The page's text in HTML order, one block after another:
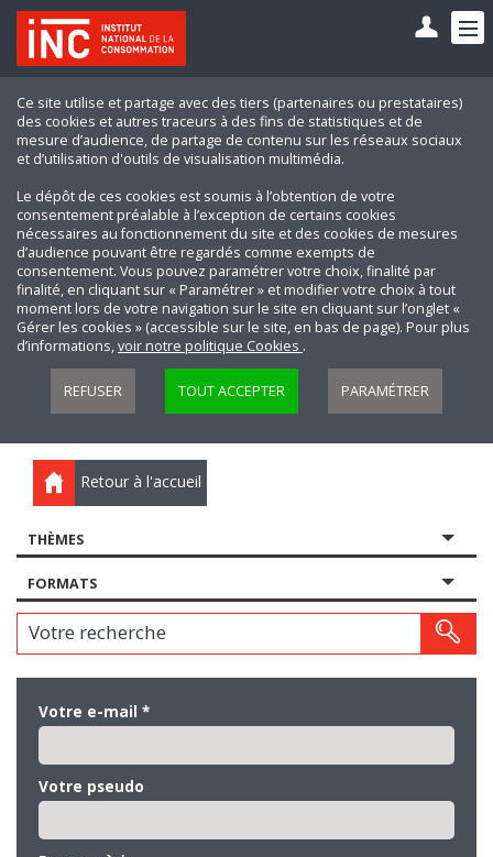
Ce site utilise et partage avec des tiers (partenaires ou prestataires)
des cookies et autres traceurs à des fins de statistiques et de
mesure d’audience, de partage de contenu sur les réseaux sociaux
et d’utilisation d'outils de visualisation multimédia.
Le dépôt de ces cookies est soumis à l’obtention de votre
consentement préalable à l’exception de certains cookies
nécessaires au fonctionnement du site et des cookies de mesures
d’audience pouvant être regardés comme exempts de
consentement. Vous pouvez paramétrer votre choix, finalité par
finalité, en cliquant sur « Paramétrer » et modifier votre choix à tout
moment lors de votre navigation sur le site en cliquant sur l’onglet «
Gérer les cookies » (accessible sur le site, en bas de page). Pour plus
d’informations,voir notre politique Cookies .
REFUSER TOUT ACCEPTER PARAMÉTRER
Retour à l'accueil
THÈMES
FORMATS
Votre recherche
Votre e-mail *
Votre pseudo